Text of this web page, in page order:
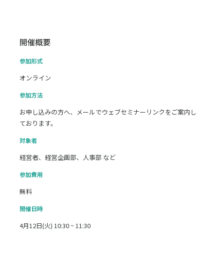
開催概要
参加形式
オンライン
参加方法
お申し込みの方へ、メールでウェブセミナーリンクをご案内し
ております。
対象者
経営者、経営企画部、人事部 など
参加費用
無料
開催日時
4月12日(火) 10:30 ~ 11:30